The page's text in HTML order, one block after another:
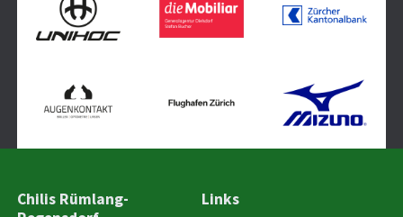
Chilis Rümlang-
Links